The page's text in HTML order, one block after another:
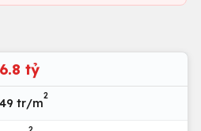
6.8 tỷ
49 tr/m
2